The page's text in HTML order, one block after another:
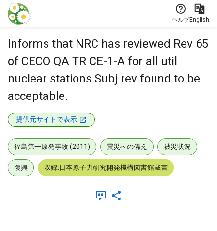
本文に飛ぶ
ヘルプEnglish
Informs that NRC has reviewed Rev 65
of CECO QA TR CE-1-A for all util
nuclear stations.Subj rev found to be
acceptable.
提供元サイトで表示
福島第一原発事故 (2011) 震災への備え 被災状況
復興 収録:日本原子力研究開発機構図書館蔵書